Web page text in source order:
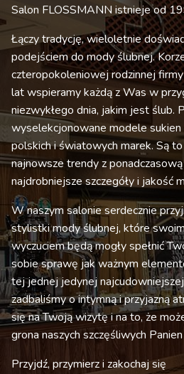
Salon FLOSSMANN istnieje od
Łączy tradycję, wieloletnie
podejściem do mody ślubnej.
czteropokoleniowej rodzinnej
lat wspieramy każdą z Was w
niezwykłego dnia, jakim jest ślub.
wyselekcjonowane modele sukien
polskich i światowych marek. Są to
najnowsze trendy z
najdrobniejsze szczegóły i jakość
W naszym salonie serdecznie
stylistki mody ślubnej, które
wyczuciem będą mogły spełnić
sobie sprawę jak ważnym
tej jednej jedynej
zadbaliśmy o intymną i przyjazną
się na Twoją wizytę i na to, że
grona naszych szczęśliwych
Przyjdź, przymierz i zakochaj się